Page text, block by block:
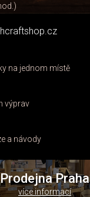
na jednom místě
výprav
a návody
Prodejna Praha
více informací